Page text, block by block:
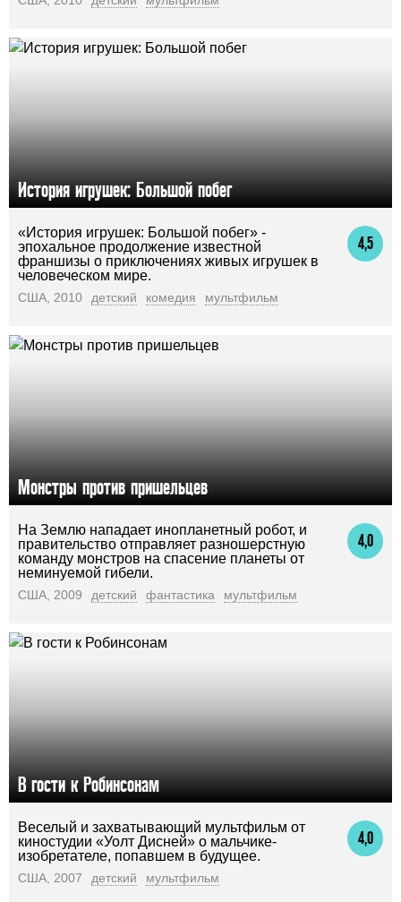
История игрушек: Большой побег
4,5
«История игрушек: Большой побег» -
эпохальное продолжение известной
франшизы о приключениях живых игрушек в
человеческом мире.
США, 2010 детский комедия мультфильм
Монстры против пришельцев
4,0
На Землю нападает инопланетный робот, и
правительство отправляет разношерстную
команду монстров на спасение планеты от
неминуемой гибели.
США, 2009 детский фантастика мультфильм
В гости к Робинсонам
4,0
Веселый и захватывающий мультфильм от
киностудии «Уолт Дисней» о мальчике-
изобретателе, попавшем в будущее.
США, 2007 детский мультфильм